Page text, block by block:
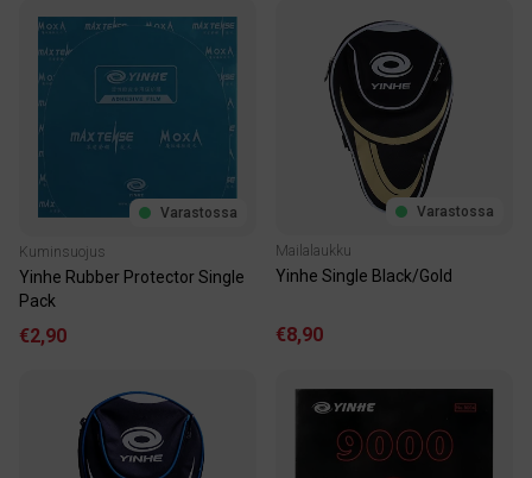
Varastossa
Kuminsuojus
Yinhe Rubber Protector Single
Pack
€2,90
Varastossa
Mailalaukku
Yinhe Single Black/Gold
€8,90